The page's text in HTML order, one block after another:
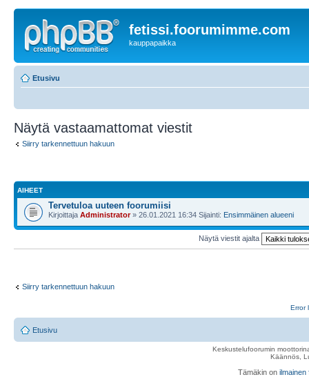
fetissi.foorumimme.com
kauppapaikka
Etusivu
Näytä vastaamattomat viestit
Siirry tarkennettuun hakuun
AIHEET
Tervetuloa uuteen foorumiisi
Kirjoittaja Administrator» 26.01.2021 16:34 Sijainti: Ensimmäinen alueeni
Näytä viestit ajalta
Siirry tarkennettuun hakuun
Error
Etusivu
Keskustelufoorumin
Käännös,
Tämäkin on ilmainen